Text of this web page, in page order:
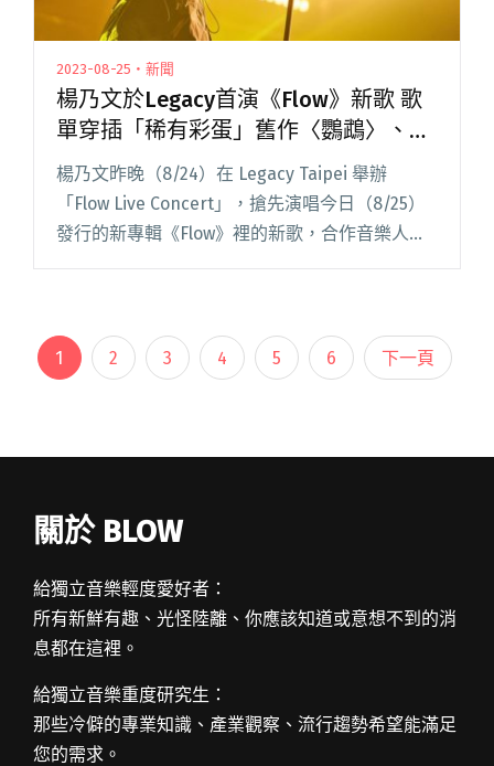
2023-08-25・新聞
楊乃文於Legacy首演《Flow》新歌 歌
單穿插「稀有彩蛋」舊作〈鸚鵡〉、
〈不得不〉！
楊乃文昨晚（8/24）在 Legacy Taipei 舉辦
「Flow Live Concert」，搶先演唱今日（8/25）
發行的新專輯《Flow》裡的新歌，合作音樂人包
括：I Mean Us、凹與山、守夜人、柯泯薰、脆樂
舊作〈鸚鵡〉、〈不得不〉！"
1 2 3 4 5 6 下一頁
關於 BLOW
給獨立音樂輕度愛好者：
所有新鮮有趣、光怪陸離、你應該知道或意想不到的消
息都在這裡。
給獨立音樂重度研究生：
那些冷僻的專業知識、產業觀察、流行趨勢希望能滿足
您的需求。